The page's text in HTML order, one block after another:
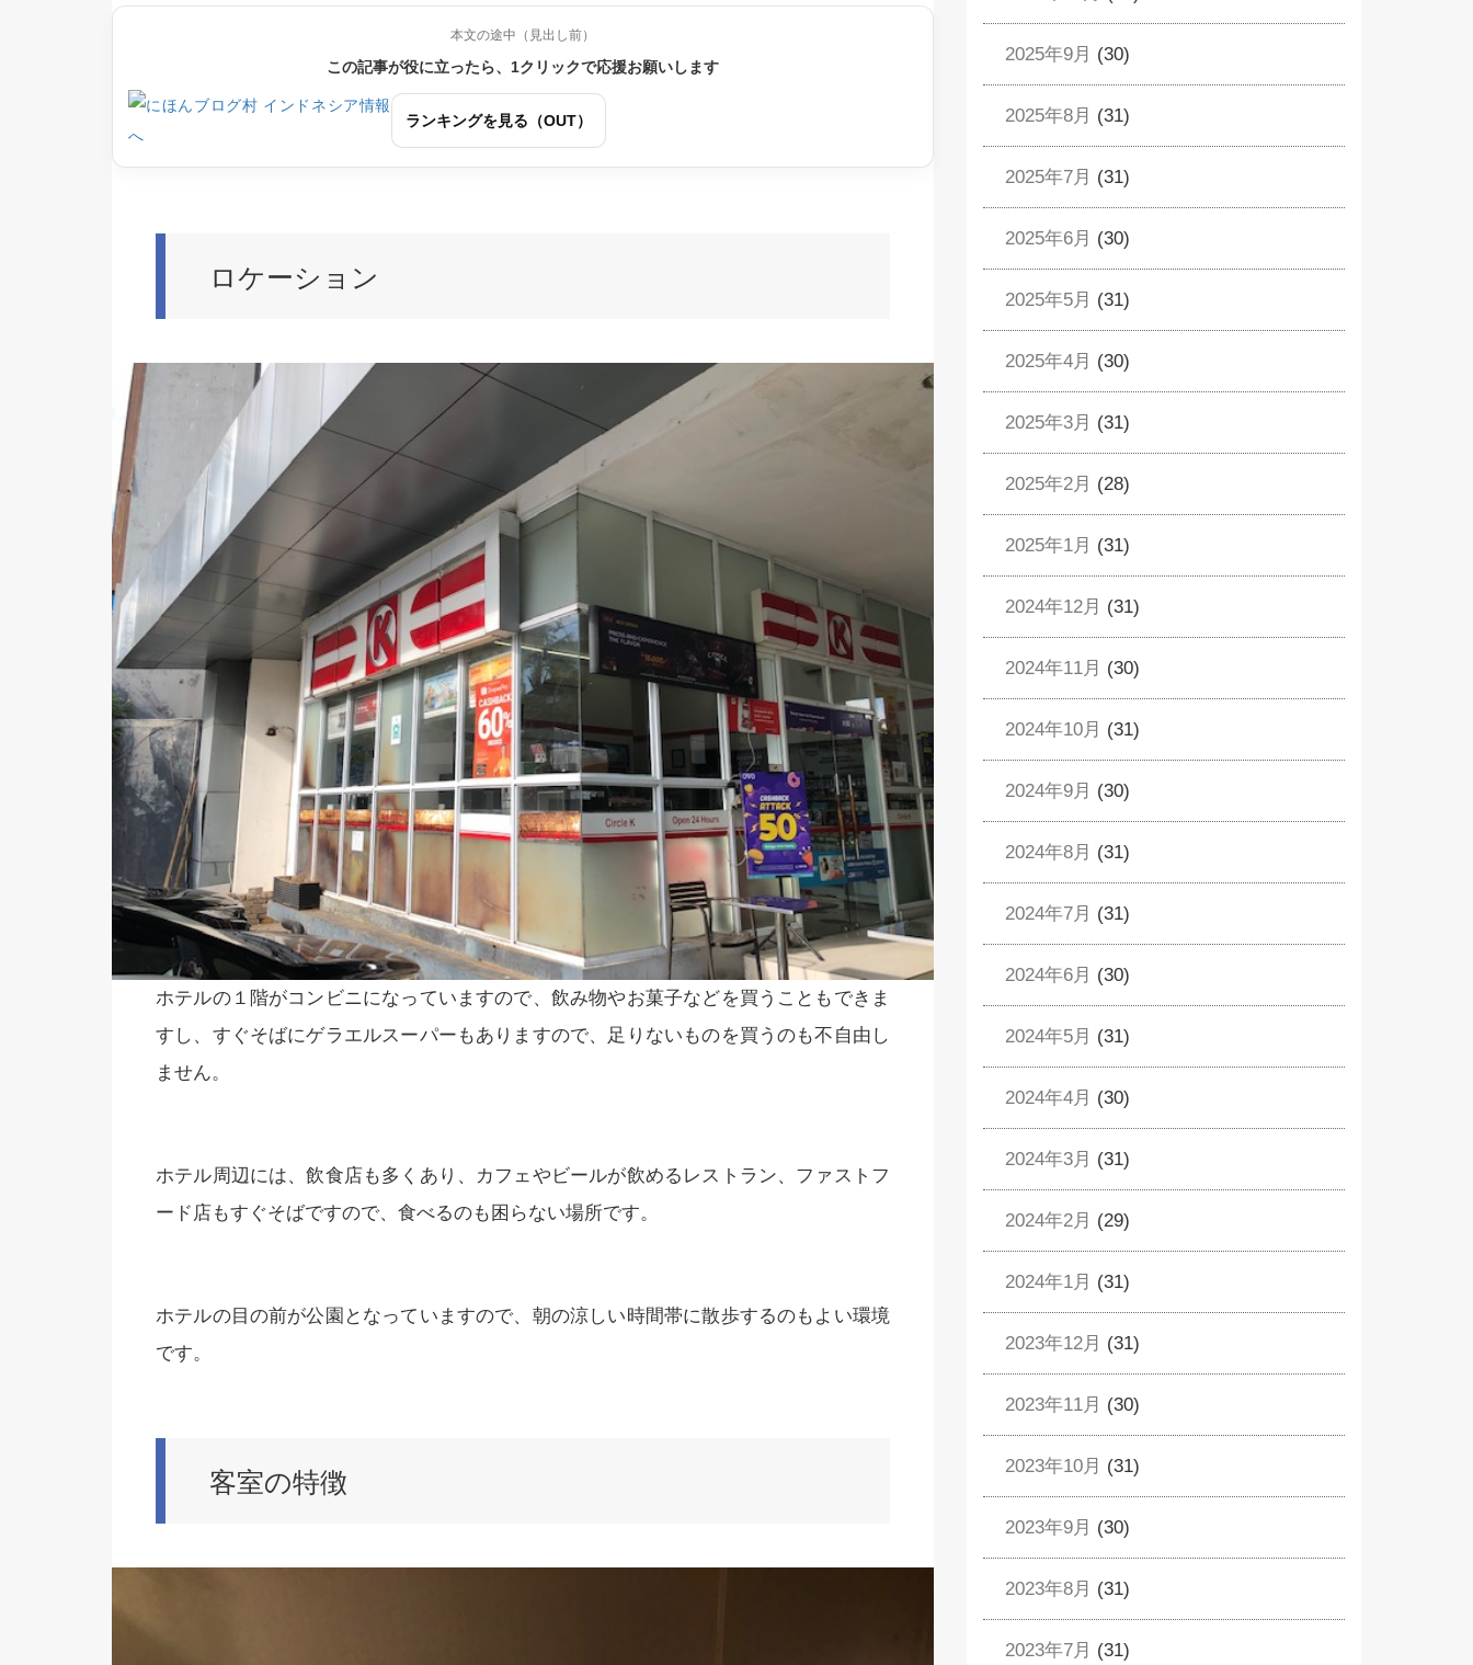
本文の途中（見出し前）
この記事が役に立ったら、1クリックで応援お願いします
ランキングを見る（OUT）
ロケーション
ホテルの１階がコンビニになっていますので、飲み物やお菓子などを買うこともできま
すし、すぐそばにゲラエルスーパーもありますので、足りないものを買うのも不自由し
ません。
ホテル周辺には、飲食店も多くあり、カフェやビールが飲めるレストラン、ファストフ
ード店もすぐそばですので、食べるのも困らない場所です。
ホテルの目の前が公園となっていますので、朝の涼しい時間帯に散歩するのもよい環境
です。
客室の特徴
2025年9月 (30)
2025年8月 (31)
2025年7月 (31)
2025年6月 (30)
2025年5月 (31)
2025年4月 (30)
2025年3月 (31)
2025年2月 (28)
2025年1月 (31)
2024年12月 (31)
2024年11月 (30)
2024年10月 (31)
2024年9月 (30)
2024年8月 (31)
2024年7月 (31)
2024年6月 (30)
2024年5月 (31)
2024年4月 (30)
2024年3月 (31)
2024年2月 (29)
2024年1月 (31)
2023年12月 (31)
2023年11月 (30)
2023年10月 (31)
2023年9月 (30)
2023年8月 (31)
2023年7月 (31)